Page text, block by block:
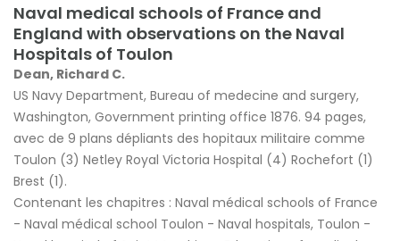
Naval medical schools of France and
England with observations on the Naval
Hospitals of Toulon
Dean, Richard C.
US Navy Department, Bureau of medecine and surgery,
Washington, Government printing office 1876. 94 pages,
avec de 9 plans dépliants des hopitaux militaire comme
Toulon (3) Netley Royal Victoria Hospital (4) Rochefort (1)
Brest (1).
Contenant les chapitres : Naval médical schools of France
- Naval médical school Toulon - Naval hospitals, Toulon -